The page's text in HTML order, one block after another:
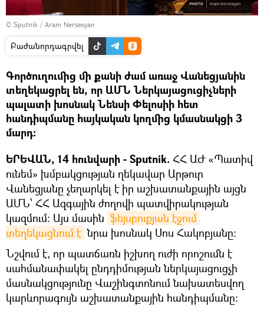
© Sputnik / Aram Nersesyan
Բաժանորդագրվել
Գործուղումից մի քանի ժամ առաջ Վանեցյանին
տեղեկացրել են, որ ԱՄՆ Ներկայացուցիչների
պալատի խոսնակ Նենսի Փելոսիի հետ
հանդիպմանը հայկական կողմից կմասնակցի 3
մարդ։
ԵՐԵՎԱՆ, 14 հունվարի - Sputnik. ՀՀ ԱԺ «Պատիվ
ունեմ» խմբակցության ղեկավար Արթուր
Վանեցյանը չեղարկել է իր աշխատանքային այցն
ԱՄՆ՝ ՀՀ Ազգային ժողովի պատվիրակության
կազմում: Այս մասին ֆեյսբուքյան էջում
տեղեկացնում է նրա խոսնակ Սոս Հակոբյանը։
Նշվում է, որ պատճառն իշխող ուժի որոշումն է
սահմանափակել ընդդիմության ներկայացուցչի
մասնակցությունը Վաշինգտոնում նախատեսվող
կարևորագույն աշխատանքային հանդիպմանը: